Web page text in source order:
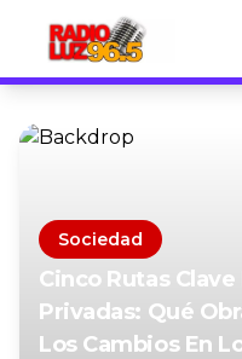
Sociedad
Cinco Rutas
Privadas: Qué
Los Cambios En